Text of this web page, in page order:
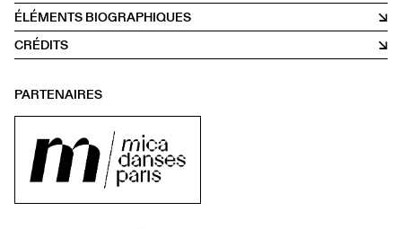
ÉLÉMENTS BIOGRAPHIQUES
CRÉDITS
PARTENAIRES